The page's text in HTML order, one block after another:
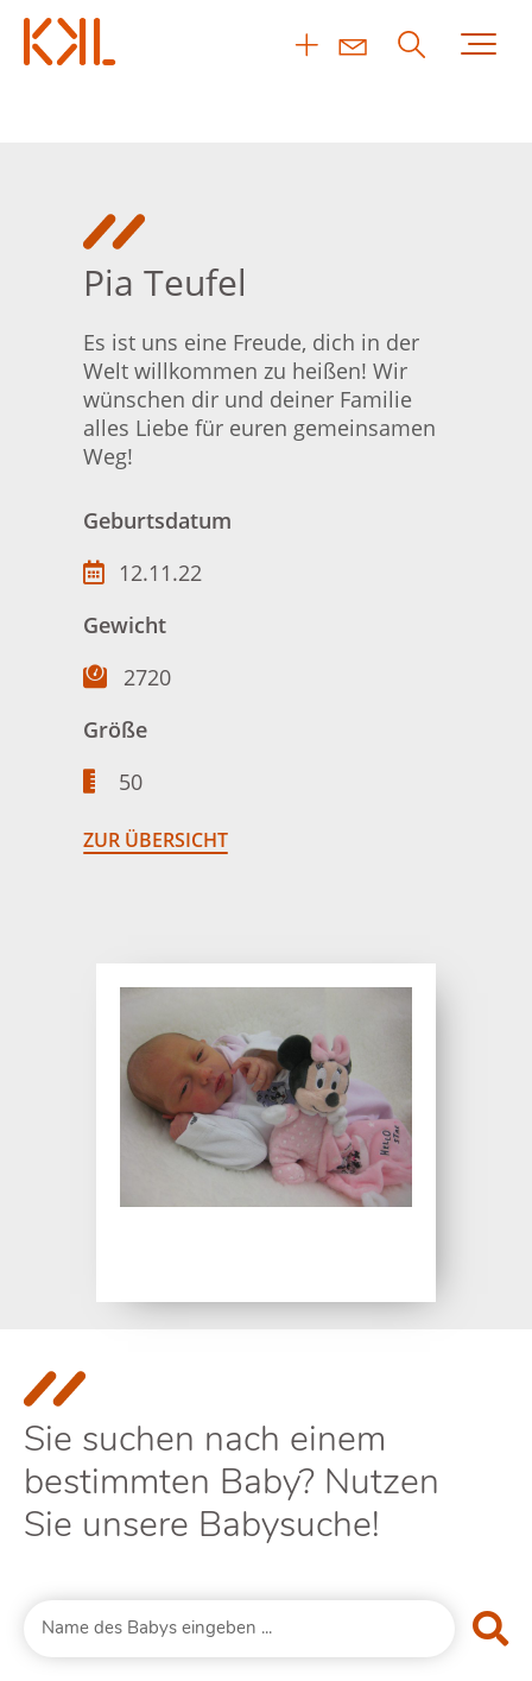
Pia Teufel
Es ist uns eine Freude, dich in der
Welt willkommen zu heißen! Wir
wünschen dir und deiner Familie
alles Liebe für euren gemeinsamen
Weg!
Geburtsdatum
12.11.22
Gewicht
2720
Größe
50
ZUR ÜBERSICHT
Sie suchen nach einem
bestimmten Baby? Nutzen
Sie unsere Babysuche!